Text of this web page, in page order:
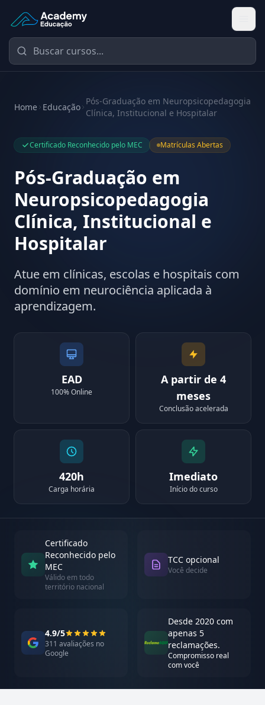
Academy Educação — Página Inicial
Home Educação
Pós-Graduação em Neuropsicopedagogia
Clínica, Institucional e Hospitalar
Certificado Reconhecido pelo MEC Matrículas Abertas
Pós-Graduação em
Neuropsicopedagogia
Clínica, Institucional e
Hospitalar
Atue em clínicas, escolas e hospitais com
domínio em neurociência aplicada à
aprendizagem.
EAD
100% Online
A partir de 4
meses
Conclusão acelerada
420h
Carga horária
Imediato
Início do curso
Certificado
Reconhecido pelo
MEC
Válido em todo
território nacional
TCC opcional
Você decide
4.9/5
311 avaliações no
Google
Desde 2020 com
apenas 5
reclamações.
Compromisso real
com você